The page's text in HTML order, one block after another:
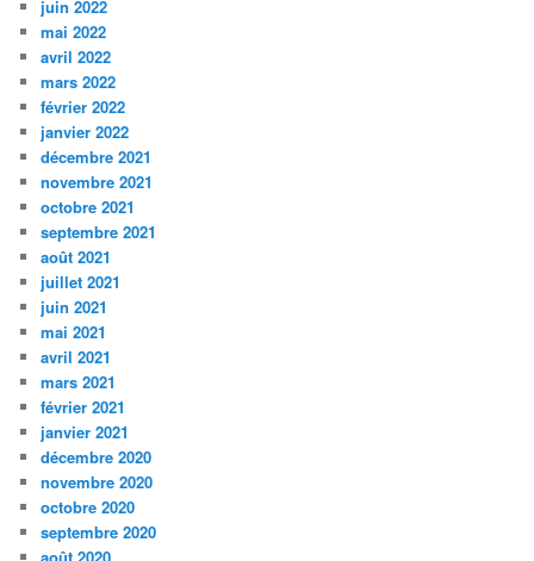
juin 2022
mai 2022
avril 2022
mars 2022
février 2022
janvier 2022
décembre 2021
novembre 2021
octobre 2021
septembre 2021
août 2021
juillet 2021
juin 2021
mai 2021
avril 2021
mars 2021
février 2021
janvier 2021
décembre 2020
novembre 2020
octobre 2020
septembre 2020